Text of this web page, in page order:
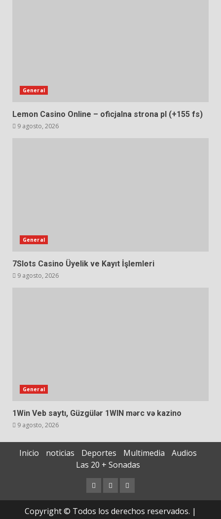
General
Lemon Casino Online – oficjalna strona pl (+155 fs)
9 agosto, 2026
General
7Slots Casino Üyelik ve Kayıt İşlemleri
9 agosto, 2026
General
1Win Veb saytı, Güzgülər 1WIN mərc və kazino
9 agosto, 2026
Inicio noticias Deportes Multimedia
Audios
Las 20 + Sonadas
Copyright © Todos los derechos reservados. |